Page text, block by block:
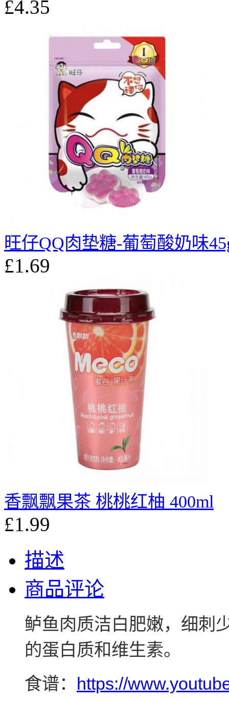
£4.35
旺仔QQ肉垫糖-葡萄酸奶味
£1.69
香飘飘果茶 桃桃红柚 400ml
£1.99
描述
商品评论
鲈鱼肉质洁白肥嫩，细刺
的蛋白质和维生素。
食谱： https://